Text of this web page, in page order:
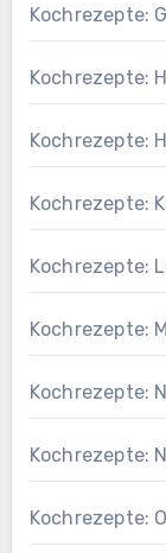
Kochrezepte:
Kochrezepte:
Kochrezepte:
Kochrezepte:
Kochrezepte:
Kochrezepte:
Kochrezepte:
Kochrezepte:
Kochrezepte: